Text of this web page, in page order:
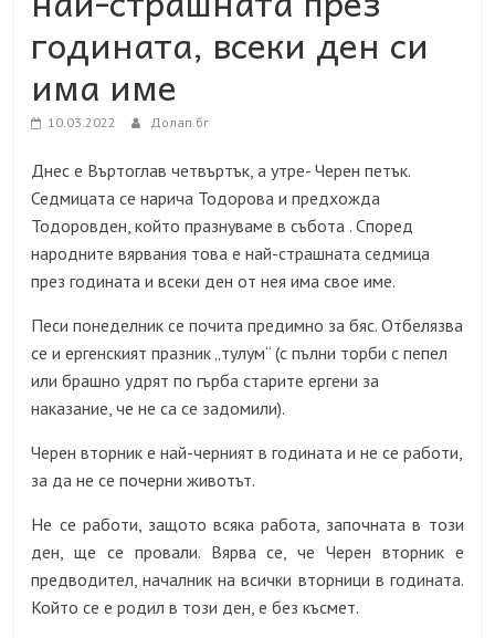
годината, всеки ден си
има име
10.03.2022 Долап.бг
Днес е Въртоглав четвъртък, а утре- Черен петък.
Седмицата се нарича Тодорова и предхожда
Тодоровден, който празнуваме в събота . Според
народните вярвания това е най-страшната седмица
през годината и всеки ден от нея има свое име.
Песи понеделник се почита предимно за бяс. Отбелязва
се и ергенският празник „тулум“ (с пълни торби с пепел
или брашно удрят по гърба старите ергени за
наказание, че не са се задомили).
Черен вторник е най-черният в годината и не се работи,
за да не се почерни животът.
Не се работи, защото всяка работа, започната в този
ден, ще се провали. Вярва се, че Черен вторник е
предводител, началник на всички вторници в годината.
Който се е родил в този ден, е без късмет.